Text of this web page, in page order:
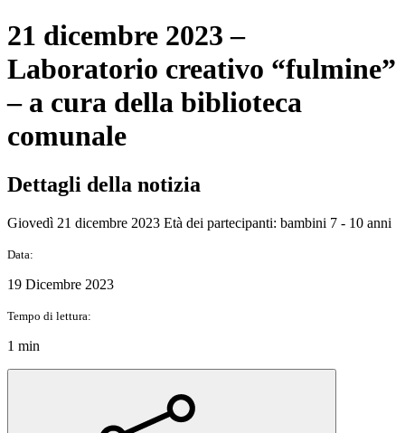
21 dicembre 2023 –
Laboratorio creativo “fulmine”
– a cura della biblioteca
comunale
Dettagli della notizia
Giovedì 21 dicembre 2023 Età dei partecipanti: bambini 7 - 10 anni
Data:
19 Dicembre 2023
Tempo di lettura:
1 min